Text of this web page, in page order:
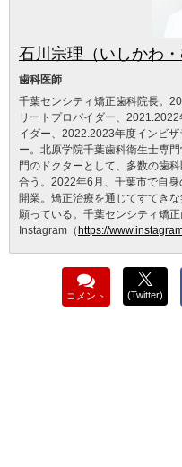
石川宗理（いしかわ・
歯科医師
千葉センシティ矯正歯科院長。
リートプロバイダー、
イダー、2022.2023年度インビ
ー。北原学院千葉歯科衛生士専
門のドクターとして、多数の歯
合う。2022年6月、千葉市で自
開業。矯正治療を通じてすてき
願っている。千葉センシティ矯正
Instagram（https://
コメント (Twitter)